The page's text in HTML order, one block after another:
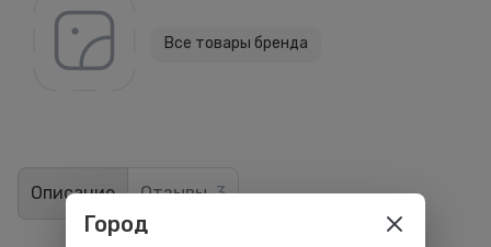
Все товары бренда
Описание Отзывы 3
Город